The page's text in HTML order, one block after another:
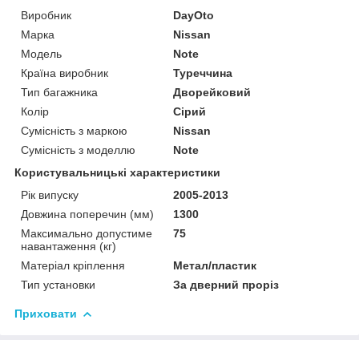
Виробник
DayOto
Марка
Nissan
Модель
Note
Країна виробник
Туреччина
Тип багажника
Дворейковий
Колір
Сірий
Сумісність з маркою
Nissan
Сумісність з моделлю
Note
Користувальницькі характеристики
Рік випуску
2005-2013
Довжина поперечин (мм)
1300
Максимально допустиме
навантаження (кг)
75
Матеріал кріплення
Метал/пластик
Тип установки
За дверний проріз
Приховати